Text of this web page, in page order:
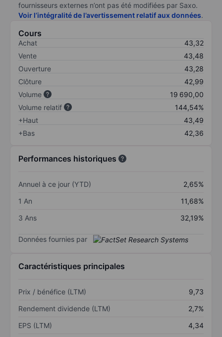
fournisseurs externes n’ont pas été modifiées par Saxo.
Voir l’intégralité de l’avertissement relatif aux données.
Cours
Achat
43,32
Vente
43,48
Ouverture
43,28
Clôture
42,99
Volume
19 690,00
Volume relatif
144,54%
+Haut
43,49
+Bas
42,36
Performances historiques
Annuel à ce jour (YTD)
2,65%
1 An
11,68%
3 Ans
32,19%
Données fournies par
Caractéristiques principales
Prix / bénéfice (LTM)
9,73
Rendement dividende (LTM)
2,7%
EPS (LTM)
4,34